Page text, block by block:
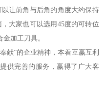
让前角与后角的角度大约保持
大家也可以选用45度的可转位
加工刀具。
献”的企业精神，本着互赢互利
供完善的服务，赢得了广大客